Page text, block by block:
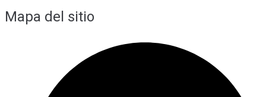
Mapa del sitio